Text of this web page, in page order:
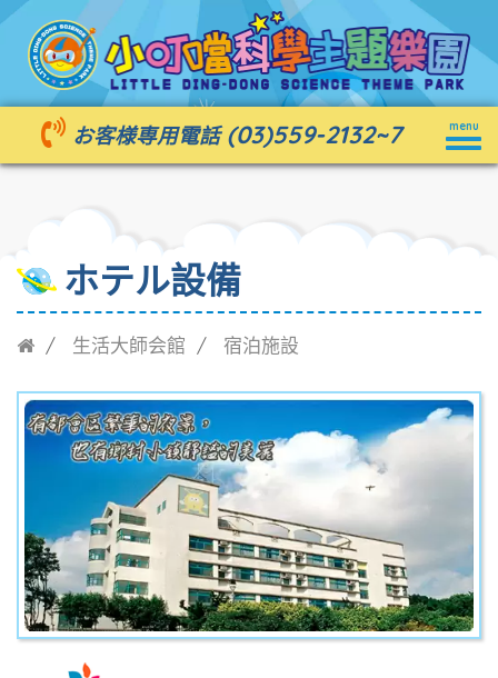
menu
お客様専用電話 (03)559-2132~7
ホテル設備
生活大師会館 宿泊施設